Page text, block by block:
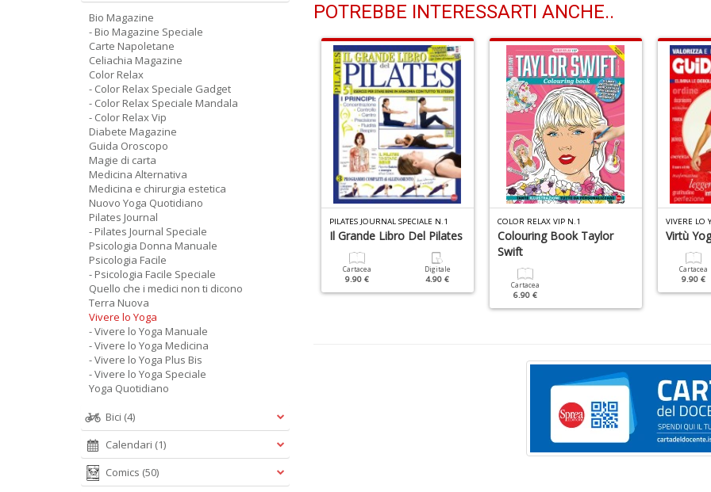
POTREBBE INTERESSARTI ANCHE..
LO YOGA MEDICINA N.1
Alternativa
3.90 €
ABC Della Psicologia
9.90 €
PILATES JOURNAL SPECIALE N.1
Il Grande Libro Del Pilates
Cartacea
9.90 €
Digitale
4.90 €
COLOR RELAX VIP N.1
Colouring Book Taylor
Swift
Cartacea
6.90 €
VIVERE LO
Virtù
Cartacea
9.90 €
Bio Magazine
- Bio Magazine Speciale
Carte Napoletane
Celiachia Magazine
Color Relax
- Color Relax Speciale Gadget
- Color Relax Speciale Mandala
- Color Relax Vip
Diabete Magazine
Guida Oroscopo
Magie di carta
Medicina Alternativa
Medicina e chirurgia estetica
Nuovo Yoga Quotidiano
Pilates Journal
- Pilates Journal Speciale
Psicologia Donna Manuale
Psicologia Facile
- Psicologia Facile Speciale
Quello che i medici non ti dicono
Terra Nuova
Vivere lo Yoga
- Vivere lo Yoga Manuale
- Vivere lo Yoga Medicina
- Vivere lo Yoga Plus Bis
- Vivere lo Yoga Speciale
Yoga Quotidiano
Bici (4)
Calendari (1)
Comics (50)